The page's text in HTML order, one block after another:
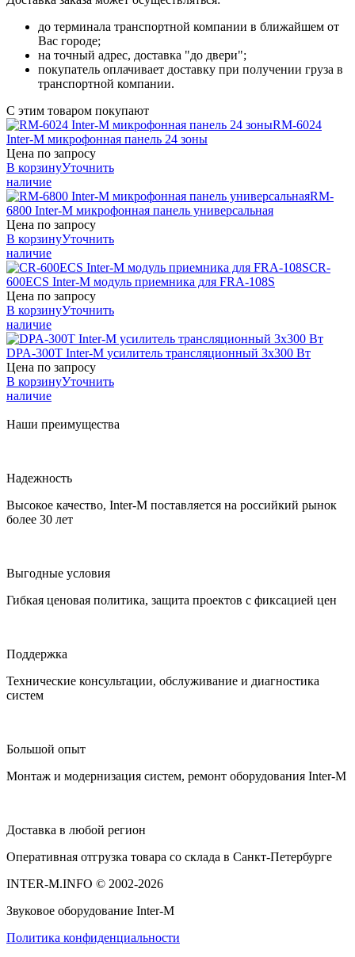
до терминала транспортной компании в ближайшем от
Вас городе;
на точный адрес, доставка "до двери";
покупатель оплачивает доставку при получении груза в
транспортной компании.
С этим товаром покупают
RM-6024
Inter-M микрофонная панель 24 зоны
Цена по запросу
В корзинуУточнить
наличие
RM-
6800 Inter-M микрофонная панель универсальная
Цена по запросу
В корзинуУточнить
наличие
CR-
600ECS Inter-M модуль приемника для FRA-108S
Цена по запросу
В корзинуУточнить
наличие
DPA-300T Inter-M усилитель трансляционный 3х300 Вт
Цена по запросу
В корзинуУточнить
наличие
Наши преимущества
Надежность
Высокое качество, Inter-M поставляется на российкий рынок
более 30 лет
Выгодные условия
Гибкая ценовая политика, защита проектов с фиксацией цен
Поддержка
Технические консультации, обслуживание и диагностика
систем
Большой опыт
Монтаж и модернизация систем, ремонт оборудования Inter-M
Доставка в любой регион
Оперативная отгрузка товара со склада в Санкт-Петербурге
INTER-M.INFO © 2002-2026
Звуковое оборудование Inter-M
Политика конфиденциальности